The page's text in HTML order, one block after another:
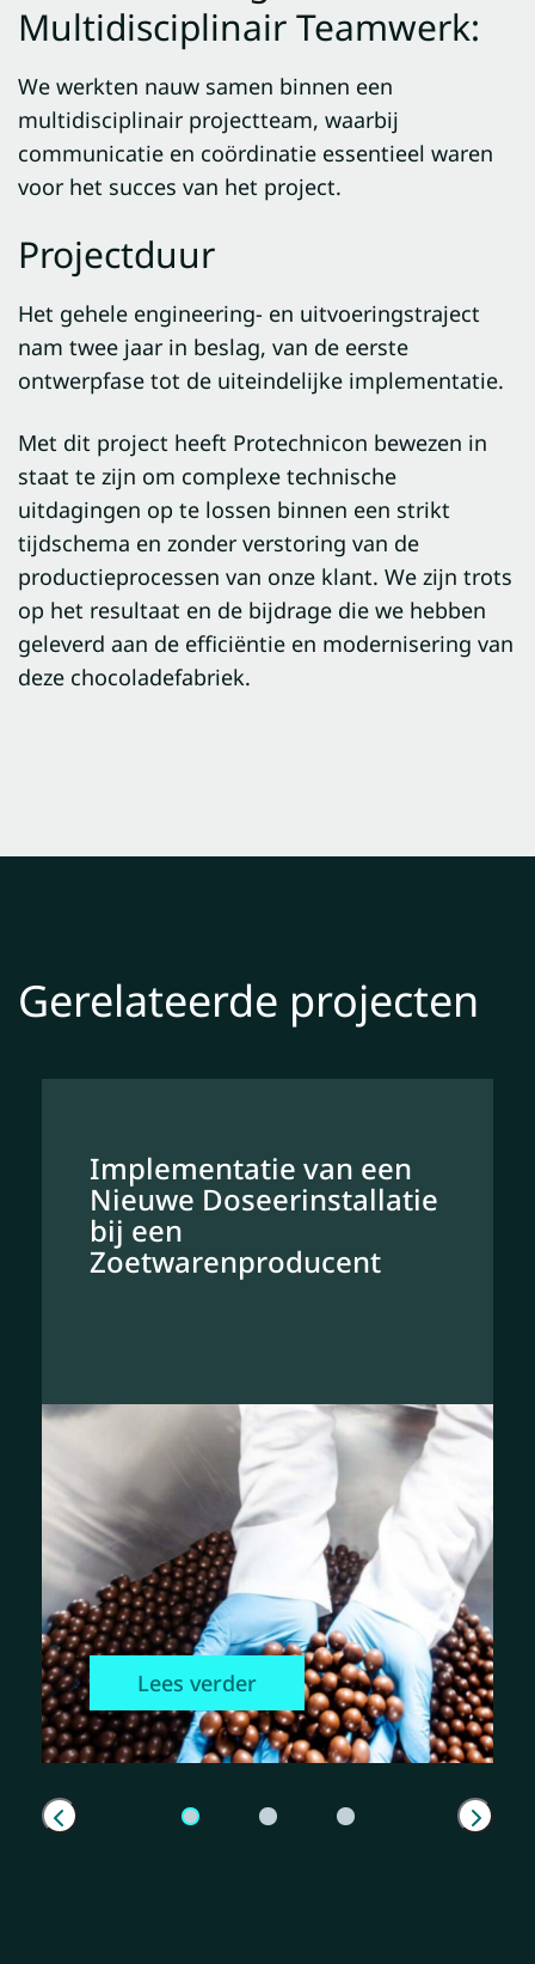
Multidisciplinair Teamwerk:
We werkten nauw samen binnen een
multidisciplinair projectteam, waarbij
communicatie en coördinatie essentieel waren
voor het succes van het project.
Projectduur
Het gehele engineering- en uitvoeringstraject
nam twee jaar in beslag, van de eerste
ontwerpfase tot de uiteindelijke implementatie.
Met dit project heeft Protechnicon bewezen in
staat te zijn om complexe technische
uitdagingen op te lossen binnen een strikt
tijdschema en zonder verstoring van de
productieprocessen van onze klant. We zijn trots
op het resultaat en de bijdrage die we hebben
geleverd aan de efficiëntie en modernisering van
deze chocoladefabriek.
Gerelateerde projecten
Implementatie van een
Nieuwe Doseerinstallatie
bij een
Zoetwarenproducent
Lees verder